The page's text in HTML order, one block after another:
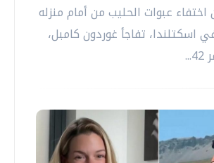
عبوات الحليب من أمام منزله
اسكتلندا، تفاجأ غوردون كامبل،